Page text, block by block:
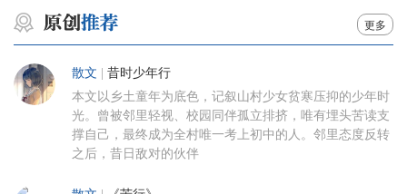
更多
散文 昔时少年行
本文以乡土童年为底色，记叙山村少女贫寒压抑的少年时
光。曾被邻里轻视、校园同伴孤立排挤，唯有埋头苦读支
撑自己，最终成为全村唯一考上初中的人。邻里态度反转
之后，昔日敌对的伙伴